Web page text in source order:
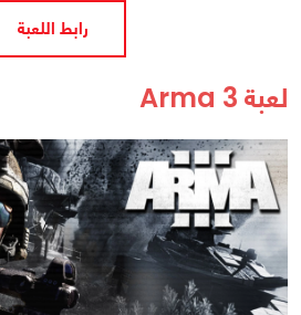
رابط اللعبة
لعبة Arma 3